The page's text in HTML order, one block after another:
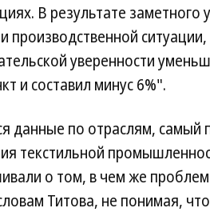
В результате
производственной
уверенности
и составил минус 6%".
данные по отраслям, самый
текстильной
о том, в чем же
Титова, не понимая,